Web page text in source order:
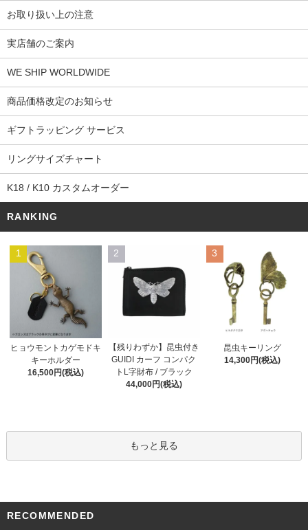
お取り扱い上の注意
実店舗のご案内
WE SHIP WORLDWIDE
商品価格改定のお知らせ
ギフトラッピング サービス
リングサイズチャート
K18 / K10 カスタムオーダー
RANKING
1
ヒョウモントカゲモドキ
キーホルダー
16,500円(税込)
2
【残りわずか】昆虫付き
GUIDI カーフ コンパク
トL字財布 / ブラック
44,000円(税込)
3
昆虫キーリング
14,300円(税込)
もっと見る
RECOMMENDED